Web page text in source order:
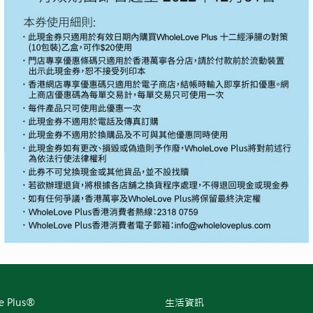
Plus® 生活資訊